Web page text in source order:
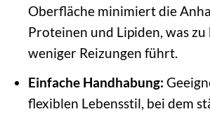
Oberfläche minimiert die
Proteinen und Lipiden, was
weniger Reizungen führt.
Einfache Handhabung:
flexiblen Lebensstil, bei dem